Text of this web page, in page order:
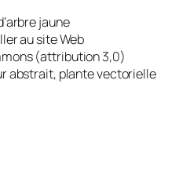
jaune
au site Web
(attribution 3,0)
abstrait, plante vectorielle